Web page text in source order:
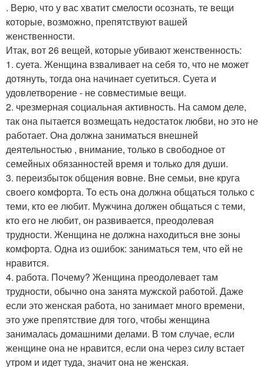
. Верю, что у вас хватит смелости осознать, те вещи
которые, возможно, препятствуют вашей
женственности.
Итак, вот 26 вещей, которые убивают женственность:
1. суета. Женщина взваливает на себя то, что не может
дотянуть, тогда она начинает суетиться. Суета и
удовлетворение - не совместимые вещи.
2. чрезмерная социальная активность. На самом деле,
так она пытается возмещать недостаток любви, но это не
работает. Она должна заниматься внешней
деятельностью , внимание, только в свободное от
семейных обязанностей время и только для души.
3. переизбыток общения вовне. Вне семьи, вне круга
своего комфорта. То есть она должна общаться только с
теми, кто ее любит. Мужчина должен общаться с теми,
кто его не любит, он развивается, преодолевая
трудности. Женщина не должна находиться вне зоны
комфорта. Одна из ошибок: заниматься тем, что ей не
нравится.
4. работа. Почему? Женщина преодолевает там
трудности, обычно она занята мужской работой. Даже
если это женская работа, но занимает много времени,
это уже препятствие для того, чтобы женщина
занималась домашними делами. В том случае, если
женщине она не нравится, если она через силу встает
утром и идет туда, значит она не женская.